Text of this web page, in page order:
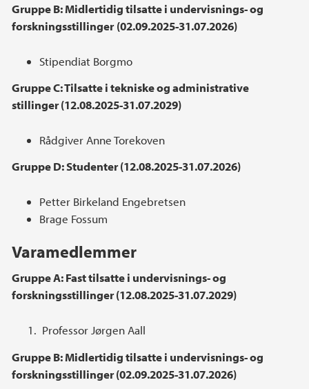
Gruppe B: Midlertidig tilsatte i undervisnings- og
forskningsstillinger (02.09.2025-31.07.2026)
Stipendiat Borgmo
Gruppe C: Tilsatte i tekniske og administrative
stillinger (12.08.2025-31.07.2029)
Rådgiver Anne Torekoven​​​​​
Gruppe D: Studenter (12.08.2025-31.07.2026)
Petter Birkeland Engebretsen
Brage Fossum
Varamedlemmer
Gruppe A: Fast tilsatte i undervisnings- og
forskningsstillinger (12.08.2025-31.07.2029)
Professor Jørgen Aall
Gruppe B: Midlertidig tilsatte i undervisnings- og
forskningsstillinger (02.09.2025-31.07.2026)